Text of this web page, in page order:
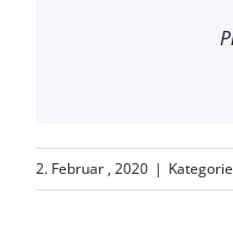
2. Februar , 2020 |